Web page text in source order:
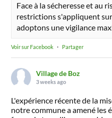
Face à la sécheresse et au
restrictions s'appliquent
adoptons une vigilance
Voir sur Facebook · Partager
Village de Boz
3 weeks ago
L'expérience récente de la
notre commune a amené les